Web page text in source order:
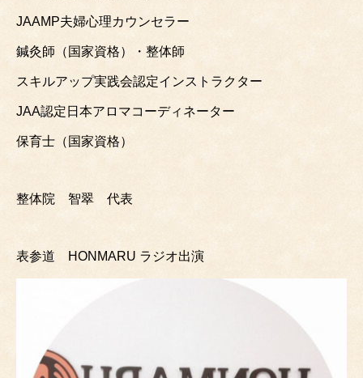
JAAMP夫婦心理カウンセラー
鍼灸師（国家資格）・整体師
スキルアップ実践会認定インストラクター
JAA認定日本アロマコーディネーター
保育士（国家資格）
整体院 智翠 代表
表参道 HONMARU ラジオ出演